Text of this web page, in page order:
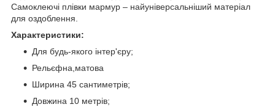
Самоклеючі плівки мармур – найуніверсальніший матеріал
для оздоблення.
Характеристики:
Для будь-якого інтер'єру;
Рельєфна,матова
Ширина 45 сантиметрів;
Довжина 10 метрів;